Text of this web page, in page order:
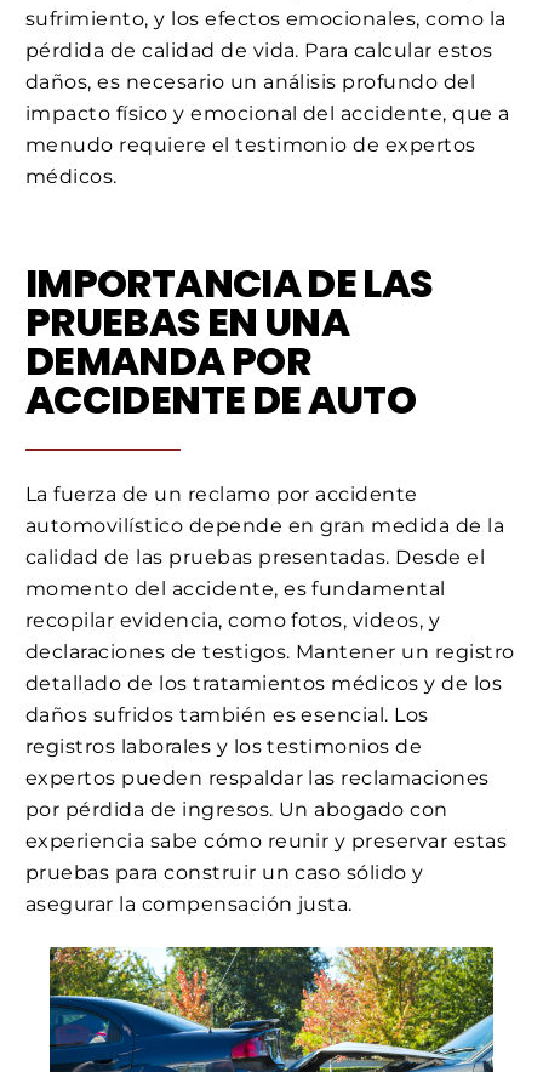
sufrimiento, y los efectos emocionales, como la
pérdida de calidad de vida. Para calcular estos
daños, es necesario un análisis profundo del
impacto físico y emocional del accidente, que a
menudo requiere el testimonio de expertos
médicos.
IMPORTANCIA DE LAS
PRUEBAS EN UNA
DEMANDA POR
ACCIDENTE DE AUTO
La fuerza de un reclamo por accidente
automovilístico depende en gran medida de la
calidad de las pruebas presentadas. Desde el
momento del accidente, es fundamental
recopilar evidencia, como fotos, videos, y
declaraciones de testigos. Mantener un registro
detallado de los tratamientos médicos y de los
daños sufridos también es esencial. Los
registros laborales y los testimonios de
expertos pueden respaldar las reclamaciones
por pérdida de ingresos. Un abogado con
experiencia sabe cómo reunir y preservar estas
pruebas para construir un caso sólido y
asegurar la compensación justa.